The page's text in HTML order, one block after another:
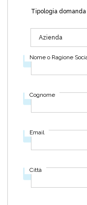
Tipologia domanda
Nome o Ragione
Inserisci
Cognome
Inserisci il tuo
Email
Città